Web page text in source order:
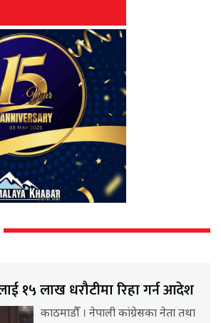
१५ लाख धरौटीमा रिहा गर्न आदेश
काठमाडौँ । नेपाली कांग्रेसका नेता तथा